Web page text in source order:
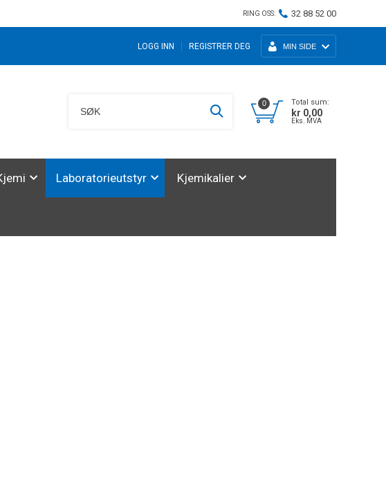
RING OSS: 32 88 52 00
MIN SIDE
LOGG INN REGISTRER DEG
0 Total sum:
kr 0,00
Eks. MVA
Laboratorieutstyr Kjemikalier